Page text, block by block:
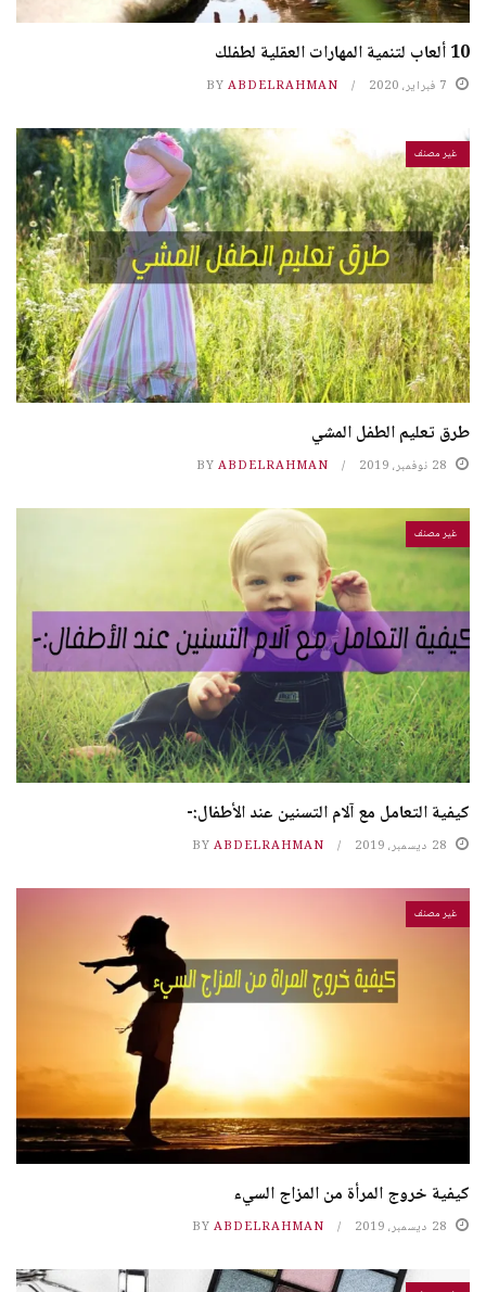
10 ألعاب لتنمية المهارات العقلية لطفلك
7 فبراير، 2020 BY ABDELRAHMAN
غير مصنف
طرق تعليم الطفل المشي
28 نوفمبر، 2019 BY ABDELRAHMAN
غير مصنف
كيفية التعامل مع آلام التسنين عند الأطفال:-
28 ديسمبر، 2019 BY ABDELRAHMAN
غير مصنف
كيفية خروج المرأة من المزاج السيء
28 ديسمبر، 2019 BY ABDELRAHMAN